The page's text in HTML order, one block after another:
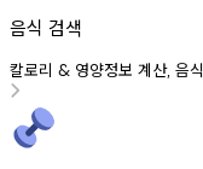
음식 검색
칼로리 & 영양정보 계산, 음식